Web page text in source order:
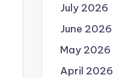
July 2026
June 2026
May 2026
April 2026